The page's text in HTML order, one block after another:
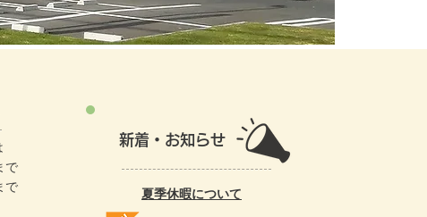
大腸カメラ、大腸検査と診療を
で
で
新着・お知らせ
夏季休暇について